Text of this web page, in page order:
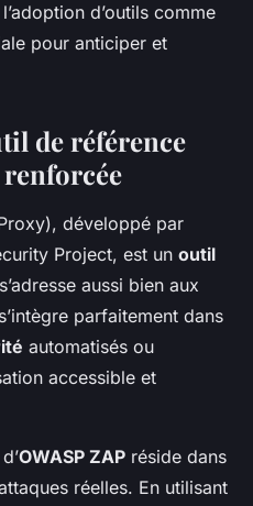
d’outils comme
pour anticiper et
de référence
développé par
Project, est un outil
aussi bien aux
parfaitement dans
automatisés ou
accessible et
OWASP ZAP réside dans
réelles. En utilisant